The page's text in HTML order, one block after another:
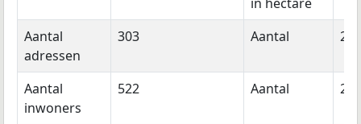
Aantal
adressen
303 Aantal
Aantal
inwoners
522 Aantal